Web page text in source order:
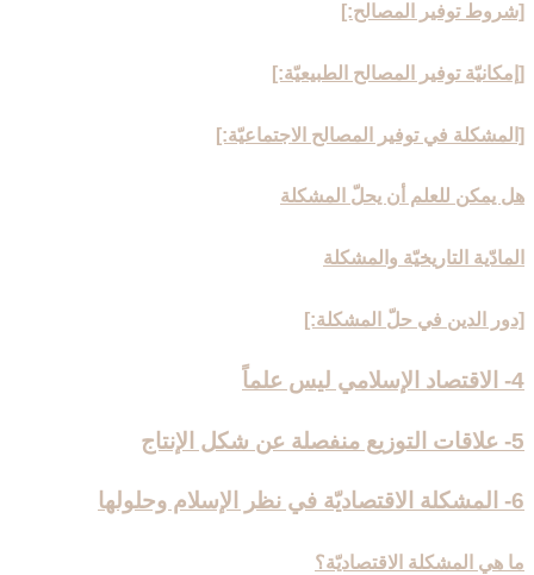
[شروط توفير المصالح:]
[إمكانيّة توفير المصالح الطبيعيّة:]
[المشكلة في توفير المصالح الاجتماعيّة:]
هل يمكن للعلم أن يحلّ المشكلة
المادّية التاريخيّة والمشكلة
[دور الدين في حلّ المشكلة:]
4- الاقتصاد الإسلامي ليس علماً
5- علاقات التوزيع منفصلة عن شكل الإنتاج‏
6- المشكلة الاقتصاديّة في نظر الإسلام وحلولها
ما هي المشكلة الاقتصاديّة؟